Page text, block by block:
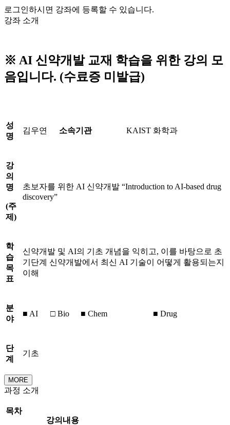
로그인하시면 강좌에 등록할 수 있습니다.
강좌 소개
※ AI 신약개발 교재 학습을 위한 강의 모
음입니다. (수료증 미발급)
성
명
김우연 소속기관 KAIST 화학과
강
의
명
(주
제 )
초보자를 위한 AI 신약개발 “Introduction to AI-based drug
discovery”
학
습
목
표
신약개발 및 AI의 기초 개념을 익히고, 이를 바탕으로 초
기단계 신약개발에서 최신 AI 기술이 어떻게 활용되는지
이해
분
야
■ AI □ Bio ■ Chem ■ Drug
단
계
기초
MORE
과정 소개
목차
강의내용